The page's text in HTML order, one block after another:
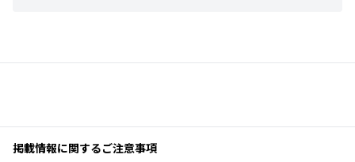
掲載情報に関するご注意事項